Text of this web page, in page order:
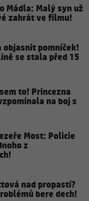
Mádla: Malý syn už
zahrát ve filmu!
objasnit pomníček!
se stala před 15
to! Princezna
na boj s
Most: Policie
z
nad propastí?
bere dech!